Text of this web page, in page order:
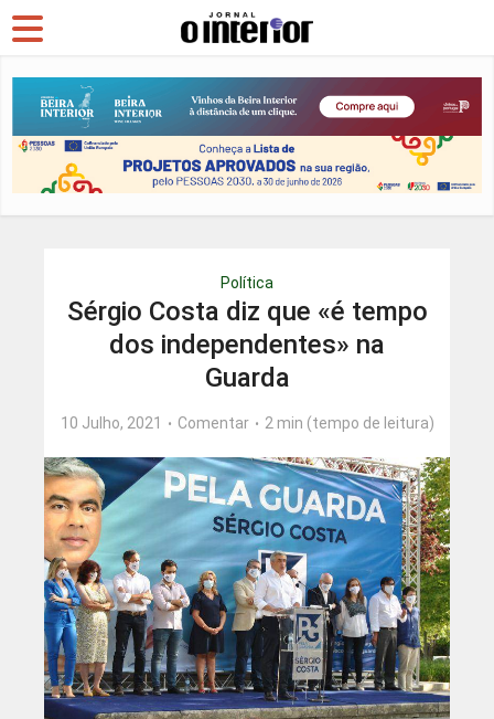
Política
Sérgio Costa diz que «é tempo
dos independentes» na
Guarda
10 Julho, 2021 Comentar 2 min (tempo de leitura)